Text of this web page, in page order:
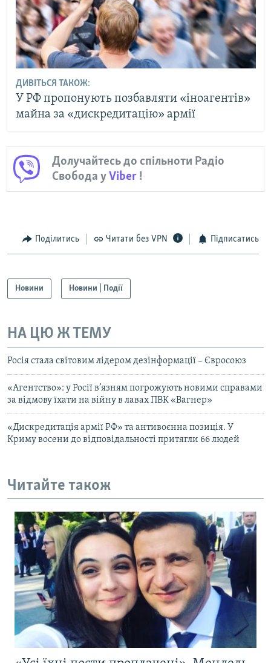
ДИВІТЬСЯ ТАКОЖ:
У РФ пропонують позбавляти «іноагентів»
майна за «дискредитацію» армії
Долучайтесь до спільноти Радіо
Свобода уViber !
Поділитись Читати без VPN Підписатись
Новини Новини | Події
НА ЦЮ Ж ТЕМУ
Росія стала світовим лідером дезінформації – Євросоюз
«Агентство»: у Росії в’язням погрожують новими справами
за відмову їхати на війну в лавах ПВК «Вагнер»
«Дискредитація армії РФ» та антивоєнна позиція. У
Криму восени до відповідальності притягли 66 людей
Читайте також